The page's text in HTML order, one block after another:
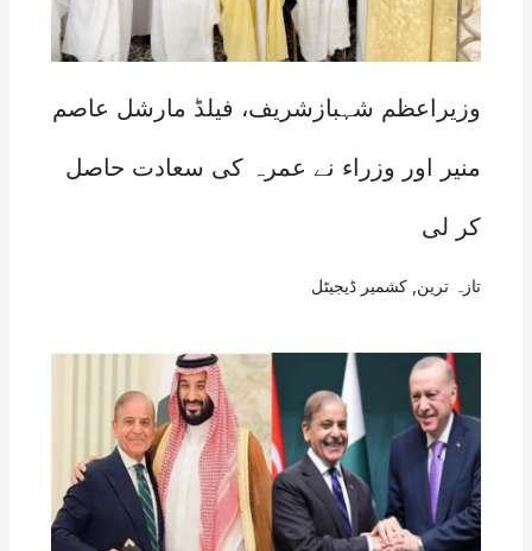
وزیراعظم شہبازشریف، فیلڈ مارشل عاصم
منیر اور وزراء نے عمرہ کی سعادت حاصل
کر لی
تازہ ترین کشمیر ڈیجیٹل